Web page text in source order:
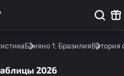
Баияно 1: БразилияВитория
2026